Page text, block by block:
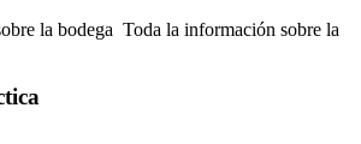
la bodega Toda la información sobre la